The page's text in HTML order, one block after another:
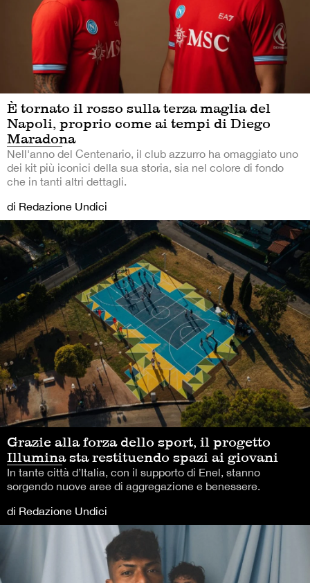
È tornato il rosso sulla terza maglia del
Napoli, proprio come ai tempi di Diego
Maradona
Nell'anno del Centenario, il club azzurro ha omaggiato uno
dei kit più iconici della sua storia, sia nel colore di fondo
che in tanti altri dettagli.
di Redazione Undici
Grazie alla forza dello sport, il progetto
Illumina sta restituendo spazi ai giovani
In tante città d’Italia, con il supporto di Enel, stanno
sorgendo nuove aree di aggregazione e benessere.
di Redazione Undici